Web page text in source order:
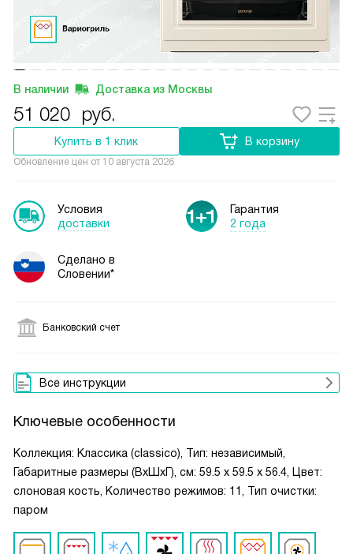
В наличии Доставка из Москвы
51 020 руб.
Купить в 1 клик В корзину
Обновление цен от 10 августа 2026
Условия
доставки
Гарантия
2 года
Сделано в
Словении*
Банковский счет
Все инструкции
Ключевые особенности
Коллекция: Классика (classico), Тип: независимый,
Габаритные размеры (ВxШxГ), см: 59.5 х 59.5 х 56.4, Цвет:
слоновая кость, Количество режимов: 11, Тип очистки:
паром